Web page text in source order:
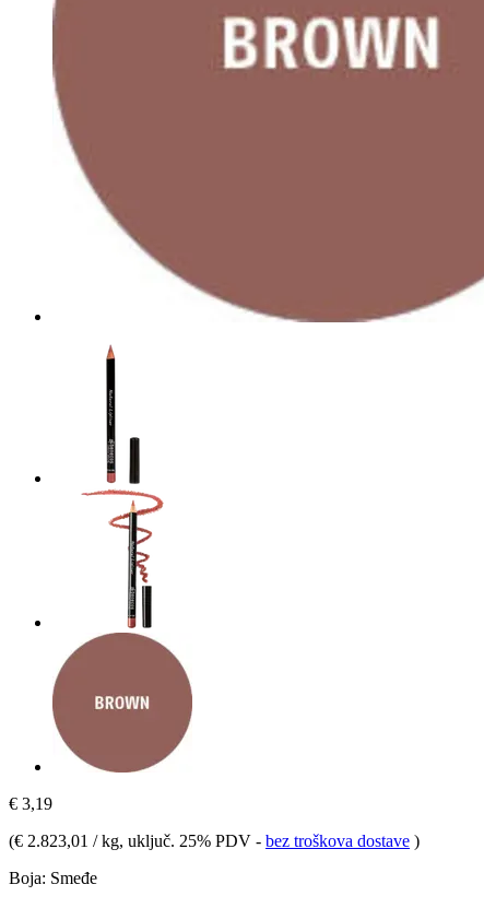
€ 3,19
(€ 2.823,01 / kg, uključ. 25% PDV - bez troškova dostave )
Boja: Smeđe